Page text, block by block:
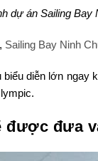
dự án Sailing Bay
Sailing Bay Ninh
diễn lớn ngay
đưa